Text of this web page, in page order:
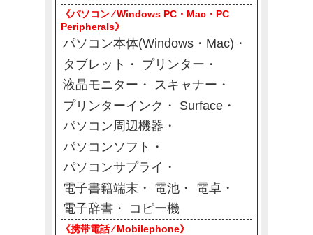
《パソコン ⁄ Windows PC・Mac・PC
Peripherals》
パソコン本体(Windows・Mac)
タブレット
プリンター
液晶モニター
スキャナー
プリンターインク
Surface
パソコン周辺機器
パソコンソフト
パソコンサプライ
電子書籍端末
電池
電卓
電子辞書
コピー機
《携帯電話 ⁄ Mobilephone》